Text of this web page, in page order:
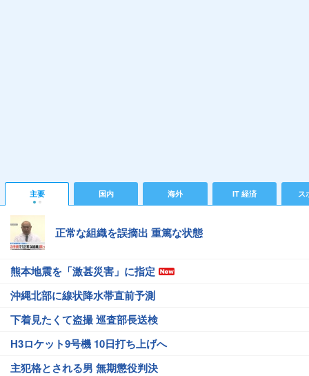
主要 国内 海外 IT 経済 ス
正常な組織を誤摘出 重篤な状態
熊本地震を「激甚災害」に指定
沖縄北部に線状降水帯直前予測
下着見たくて盗撮 巡査部長送検
H3ロケット9号機 10日打ち上げへ
主犯格とされる男 無期懲役判決